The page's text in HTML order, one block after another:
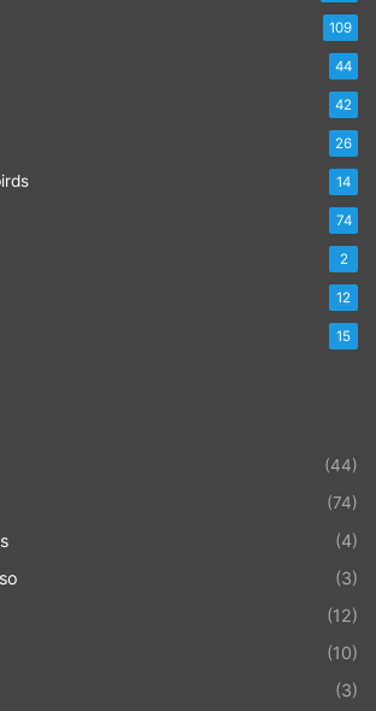
109
44
42
26
14
74
2
12
15
(44)
(74)
(4)
(3)
(12)
(10)
(3)